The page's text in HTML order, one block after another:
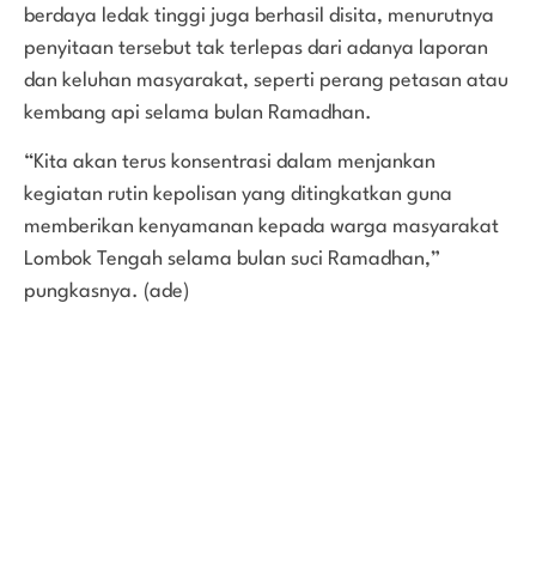
berdaya ledak tinggi juga berhasil disita, menurutnya
penyitaan tersebut tak terlepas dari adanya laporan
dan keluhan masyarakat, seperti perang petasan atau
kembang api selama bulan Ramadhan.
“Kita akan terus konsentrasi dalam menjankan
kegiatan rutin kepolisan yang ditingkatkan guna
memberikan kenyamanan kepada warga masyarakat
Lombok Tengah selama bulan suci Ramadhan,”
pungkasnya. (ade)